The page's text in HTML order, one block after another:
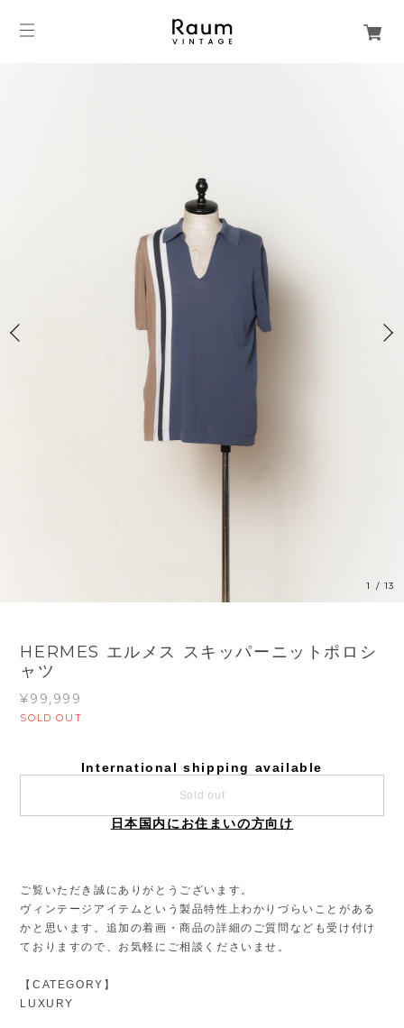
1 / 13
HERMES エルメス スキッパーニットポロシ
ャツ
¥99,999
SOLD OUT
International shipping available
Sold out
日本国内にお住まいの方向け
ご覧いただき誠にありがとうございます。
ヴィンテージアイテムという製品特性上わかりづらいことがある
かと思います。追加の着画・商品の詳細のご質問なども受け付け
ておりますので、お気軽にご相談くださいませ。
【CATEGORY】
LUXURY